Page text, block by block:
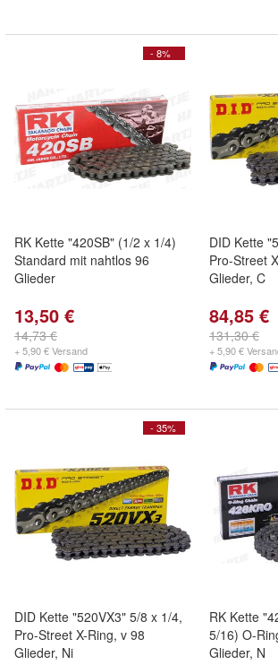
- 8%
RK Kette "420SB" (1/2 x 1/4)
Standard mit nahtlos 96
Glieder
13,50 €
14,73 €
+ 5,90 € Versand
DID Kette
Pro-Street
Glieder, C
84,85 €
131,30 €
+ 5,90 €
- 35%
DID Kette "520VX3" 5/8 x 1/4,
Pro-Street X-Ring, v 98
Glieder, Ni
RK Kette
5/16) O-
Glieder, N